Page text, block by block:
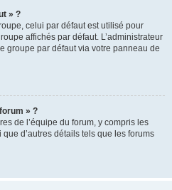
» ?
celui par défaut est utilisé pour
affichés par défaut. L’administrateur
groupe par défaut via votre panneau de
» ?
de l’équipe du forum, y compris les
d’autres détails tels que les forums